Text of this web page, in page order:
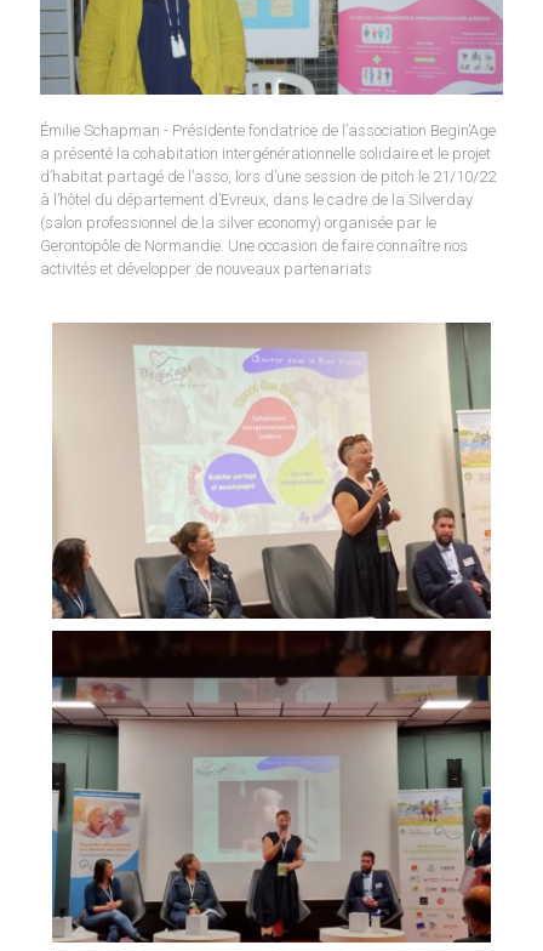
Émilie Schapman - Présidente fondatrice de l’association Begin’Age
a présenté la cohabitation intergénérationnelle solidaire et le projet
d’habitat partagé de l’asso, lors d’une session de pitch le 21/10/22
à l’hôtel du département d’Evreux, dans le cadre de la Silverday
(salon professionnel de la silver economy) organisée par le
Gerontopôle de Normandie. Une occasion de faire connaître nos
activités et développer de nouveaux partenariats